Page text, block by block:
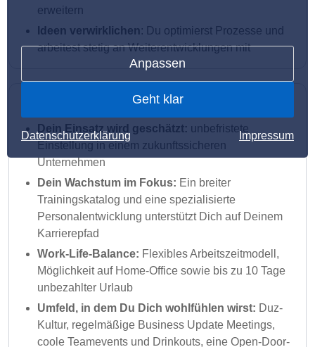
Anpassen
Geht klar
Datenschutzerklärung Impressum
erweitern
Ideen verwirklichen: Du optimierst Prozesse und
arbeitest stetig an Weiterentwicklungen mit
Was wir Dir bieten
Dein Einsatz wird geschätzt: unbefristete
Einstellung in einem zukunftssicheren
Unternehmen
Dein Wachstum im Fokus: Ein breiter
Trainingskatalog und eine spezialisierte
Personalentwicklung unterstützt Dich auf Deinem
Karrierepfad
Work-Life-Balance: Flexibles Arbeitszeitmodell,
Möglichkeit auf Home-Office sowie bis zu 10 Tage
unbezahlter Urlaub
Umfeld, in dem Du Dich wohlfühlen wirst: Duz-
Kultur, regelmäßige Business Update Meetings,
coole Teamevents und Drinkouts, eine Open-Door-